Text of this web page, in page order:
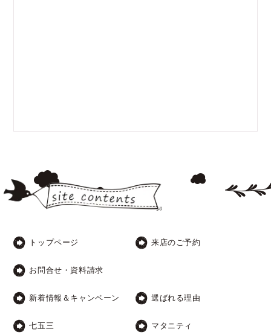
トップページ 来店のご予約
お問合せ・資料請求
新着情報＆キャンペーン 選ばれる理由
七五三 マタニティ